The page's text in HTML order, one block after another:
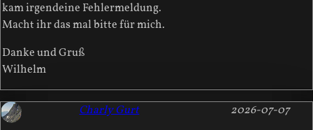
kam irgendeine Fehlermeldung.
Macht ihr das mal bitte für mich.
Danke und Gruß
Wilhelm
2026-07-07
Charly Gurt